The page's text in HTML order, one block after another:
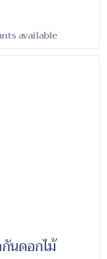
available
นดอกไม้